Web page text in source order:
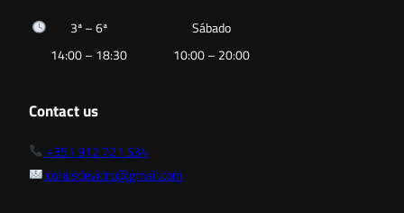
3ª – 6ª
Sábado
14:00 – 18:30
10:00 – 20:00
Contact us
+351 912 721 534
coraisdevidro@gmail.com